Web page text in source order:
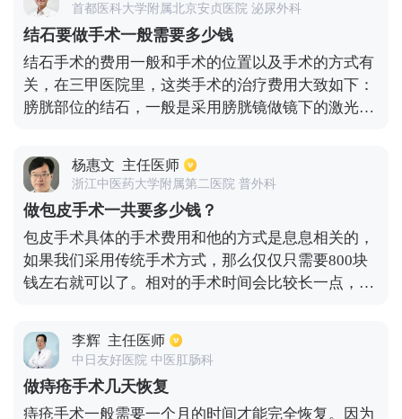
首都医科大学附属北京安贞医院 泌尿外科
结石要做手术一般需要多少钱
结石手术的费用一般和手术的位置以及手术的方式有
关，在三甲医院里，这类手术的治疗费用大致如下：
膀胱部位的结石，一般是采用膀胱镜做镜下的激光碎
般是采用输尿管镜做镜下的钬激光碎石手术，大概需
要2600元；而软镜的钬激光碎石清石手术就需要3000
元。对于肾结石，一般运用了经皮肾镜来进行钬激光
碎石取石术，大概需要2600元。也有一些开刀的取石
手术，比如膀胱部位的需要900元，输尿管部位的需
要1200元，肾脏部位的需要1600元。另外，全麻一般
需要2000-2200元，半麻需要1200-1500元。做完手术
元。
杨惠文 主任医师
浙江中医药大学附属第二医院 普外科
做包皮手术一共要多少钱？
包皮手术具体的手术费用和他的方式是息息相关的，
如果我们采用传统手术方式，那么仅仅只需要800块
钱左右就可以了。相对的手术时间会比较长一点，但
可以拆线了。对于包皮套环和吻合器包皮环切手术方
式，那么费用就会在1500元到2500元左右，具体使用
哪一种方式那么是需要根据自己的财力来决定的。包
皮套环手术的特点是手术进行的非常快，但是在手术
李辉 主任医师
中日友好医院 中医肛肠科
做痔疮手术几天恢复
痔疮手术一般需要一个月的时间才能完全恢复。因为